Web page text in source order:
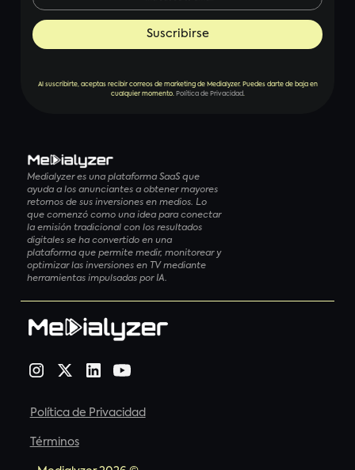
Al suscribirte, aceptas recibir correos de marketing de Medialyzer. Puedes darte de baja en
cualquier momento. Política de Privacidad.
Medialyzer es una plataforma SaaS que
ayuda a los anunciantes a obtener mayores
retornos de sus inversiones en medios. Lo
que comenzó como una idea para conectar
la emisión tradicional con los resultados
digitales se ha convertido en una
plataforma que permite medir, monitorear y
optimizar las inversiones en TV mediante
herramientas impulsadas por IA.
Política de Privacidad
Términos